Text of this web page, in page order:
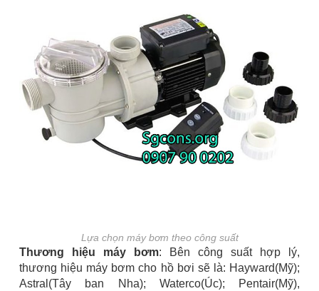
Lựa chọn máy bơm theo công suất
Thương hiệu máy bơm: Bên công suất hợp lý,
thương hiệu máy bơm cho hồ bơi sẽ là: Hayward(Mỹ);
Astral(Tây ban Nha); Waterco(Úc); Pentair(Mỹ),